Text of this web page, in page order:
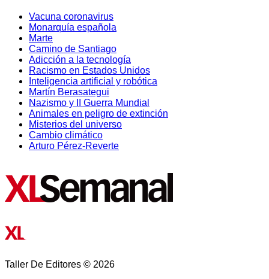
Vacuna coronavirus
Monarquía española
Marte
Camino de Santiago
Adicción a la tecnología
Racismo en Estados Unidos
Inteligencia artificial y robótica
Martín Berasategui
Nazismo y II Guerra Mundial
Animales en peligro de extinción
Misterios del universo
Cambio climático
Arturo Pérez-Reverte
Taller De Editores © 2026